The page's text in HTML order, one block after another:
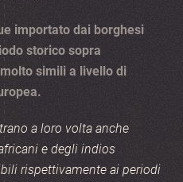
importato dai borghesi
storico sopra
simili a livello di
a loro volta anche
e degli indios
rispettivamente ai periodi